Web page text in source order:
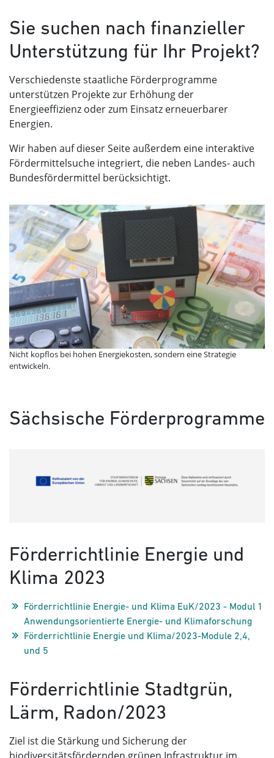
Sie suchen nach finanzieller
Unterstützung für Ihr Projekt?
Verschiedenste staatliche Förderprogramme
unterstützen Projekte zur Erhöhung der
Energieeffizienz oder zum Einsatz erneuerbarer
Energien.
Wir haben auf dieser Seite außerdem eine interaktive
Fördermittelsuche integriert, die neben Landes- auch
Bundesfördermittel berücksichtigt.
Nicht kopflos bei hohen Energiekosten, sondern eine Strategie
entwickeln.
Sächsische Förderprogramme
Förderrichtlinie Energie und
Klima 2023
Förderrichtlinie Energie- und Klima EuK/2023 - Modul 1
Anwendungsorientierte Energie- und Klimaforschung
Förderrichtlinie Energie und Klima/2023-Module 2,4,
und 5
Förderrichtlinie Stadtgrün,
Lärm, Radon/2023
Ziel ist die Stärkung und Sicherung der